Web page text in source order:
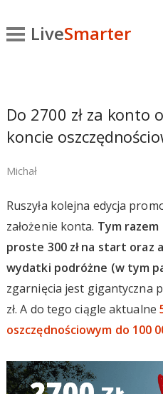
LiveSmarter
Do 2700 zł za konto
koncie
Michał
Ruszyła kolejna edycja
założenie konta. Tym razem
proste 300 zł na start oraz
wydatki podróżne (w tym
zgarnięcia jest gigantyczna
zł. A do tego ciągle aktualne
oszczędnościowym do 100